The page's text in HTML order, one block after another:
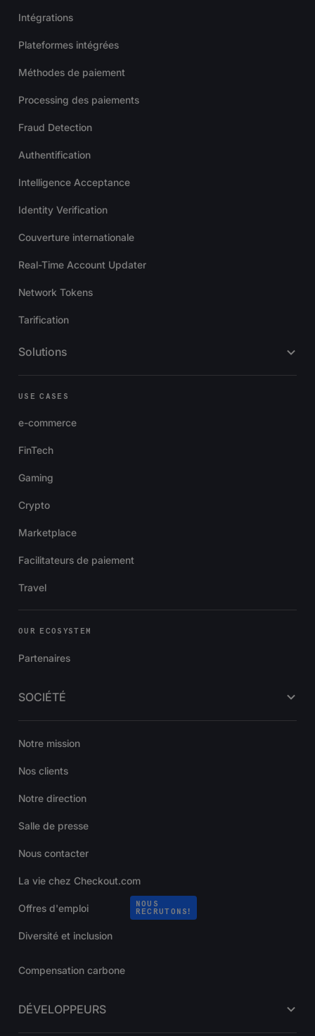
Intégrations
Plateformes intégrées
Méthodes de paiement
Processing des paiements
Fraud Detection
Authentification
Intelligence Acceptance
Identity Verification
Couverture internationale
Real-Time Account Updater
Network Tokens
Tarification
Solutions
USE CASES
e-commerce
FinTech
Gaming
Crypto
Marketplace
Facilitateurs de paiement
Travel
OUR ECOSYSTEM
Partenaires
SOCIÉTÉ
Notre mission
Nos clients
Notre direction
Salle de presse
Nous contacter
La vie chez Checkout.com
Offres d'emploi
NOUS
RECRUTONS!
Diversité et inclusion
Compensation carbone
DÉVELOPPEURS